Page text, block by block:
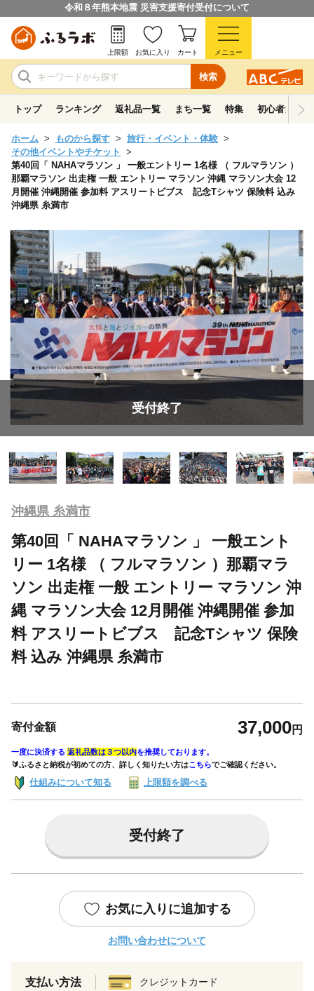
令和８年熊本地震 災害支援寄付受付について
検索
上限額 お気に入り カート メニュー
トップ ランキング 返礼品一覧 まち一覧 特集 初心者ガイド
ホーム ものから探す
旅行・イベント・体験
その他イベントやチケット
第40回「 NAHAマラソン 」 一般エントリー 1名様 （ フルマラソン ）
那覇マラソン 出走権 一般 エントリー マラソン 沖縄 マラソン大会 12
月開催 沖縄開催 参加料 アスリートビブス 記念Tシャツ 保険料 込み
沖縄県 糸満市
受付終了
沖縄県 糸満市
第40回「 NAHAマラソン 」 一般エント
リー 1名様 （ フルマラソン ）那覇マラ
ソン 出走権 一般 エントリー マラソン 沖
縄 マラソン大会 12月開催 沖縄開催 参加
料 アスリートビブス 記念Tシャツ 保険
料 込み 沖縄県 糸満市
寄付金額 37,000円
一度に決済する 返礼品数は３つ以内を推奨しております。
🔰ふるさと納税が初めての方、詳しく知りたい方はこちらでご確認ください。
仕組みについて知る 上限額を調べる
受付終了
お気に入りに追加する
お問い合わせについて
支払い方法 クレジットカード